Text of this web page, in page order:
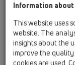
16
Information
This website uses
website. The
insights about the
improve the
cookies are used.